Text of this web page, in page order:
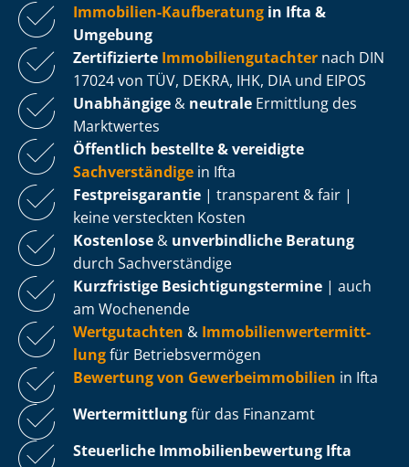
Immobilien-Kaufberatung in Ifta &
Umgebung
Zertifizierte Im­mo­bi­li­en­gut­ach­ter nach DIN
17024 von TÜV, DEKRA, IHK, DIA und EIPOS
Unabhängige & neutrale Ermittlung des
Marktwertes
Öffentlich bestellte & vereidigte
Sachverständige in Ifta
Fest­preis­ga­ran­tie | transparent & fair |
keine versteckten Kosten
Kostenlose & unverbindliche Beratung
durch Sachverständige
Kurzfristige Be­sich­ti­gungs­ter­mi­ne | auch
am Wochenende
Wertgutachten & Im­mo­bi­li­en­wert­ermitt­
lungfür Be­triebs­ver­mö­gen
Bewertung von Ge­wer­be­im­mo­bi­li­en in Ifta
Wertermittlungfür das Finanzamt
Steuerliche Im­mo­bi­li­en­be­wer­tung Ifta